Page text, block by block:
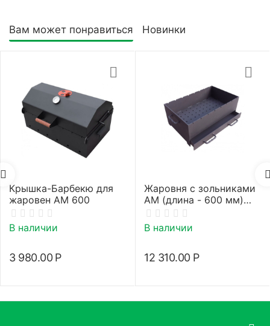
Вам может понравиться Новинки
Крышка-Барбекю для
жаровен АМ 600
В наличии
3 980.00 Р
Жаровня с зольниками
АМ (длина - 600 мм)
5мм
В наличии
12 310.00 Р